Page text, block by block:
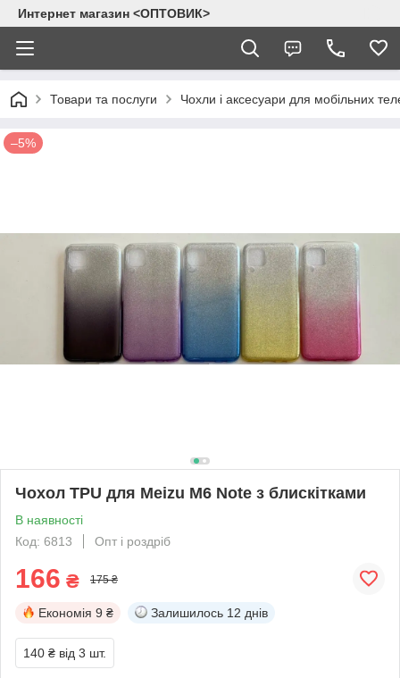
Интернет магазин <ОПТОВИК>
Товари та послуги Чохли і аксесуари для мобільних
–5%
Чохол TPU для Meizu M6 Note з блискітками
В наявності
Код: 6813
Опт і роздріб
166 ₴ 175 ₴
Економія 9 ₴ Залишилось 12 днів
140 ₴ від 3 шт.